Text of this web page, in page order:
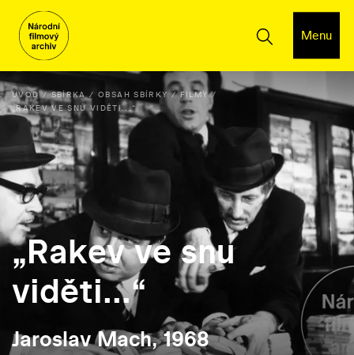
Menu
ÚVOD SBÍRKA OBSAH SBÍRKY
FILMY
„RAKEV VE SNU VIDĚTI...“
„Rakev ve snu
viděti...“
Jaroslav Mach, 1968